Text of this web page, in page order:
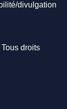
divulgation
droits